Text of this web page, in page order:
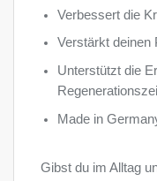
Verbessert die
Verstärkt deinen
Unterstützt die
Made in
Gibst du im Alltag